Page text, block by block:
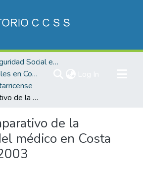
Salud y Seguridad Social en Costa Rica
Revistas Nacionales en Costa Rica
Análisis comparativo de la mortalidad del médico en Costa Rica, 1950-2003
de la
médico en Costa